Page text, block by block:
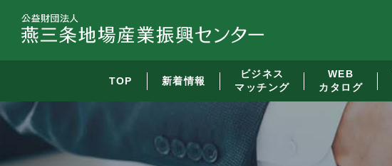
TOP 新着情報
ビジネス
マッチング
WEB
カタログ